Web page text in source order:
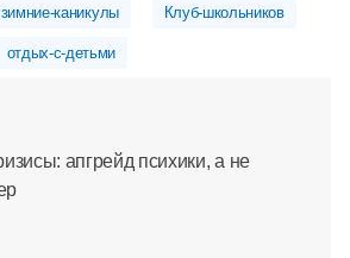
зимние-каникулы Клуб-школьников
отдых-с-детьми